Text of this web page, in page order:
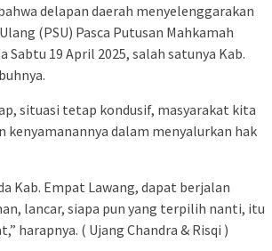
delapan daerah menyelenggarakan
(PSU) Pasca Putusan Mahkamah
Sabtu 19 April 2025, salah satunya Kab.
situasi tetap kondusif, masyarakat kita
kenyamanannya dalam menyalurkan hak
Kab. Empat Lawang, dapat berjalan
lancar, siapa pun yang terpilih nanti, itu
harapnya. ( Ujang Chandra & Risqi )